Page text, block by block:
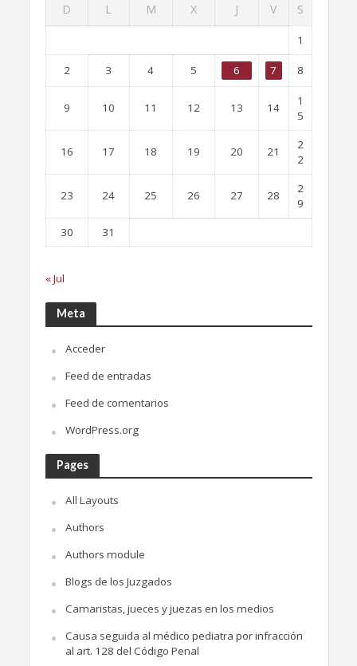
D L M X J V S
1
2 3 4 5 6 7 8
9 10 11 12 13 14
1
5
16 17 18 19 20 21
2
2
23 24 25 26 27 28
2
9
30
31
« Jul
Meta
Acceder
Feed de entradas
Feed de comentarios
WordPress.org
Pages
All Layouts
Authors
Authors module
Blogs de los Juzgados
Camaristas, jueces y juezas en los medios
Causa seguida al médico pediatra por infracción
al art. 128 del Código Penal